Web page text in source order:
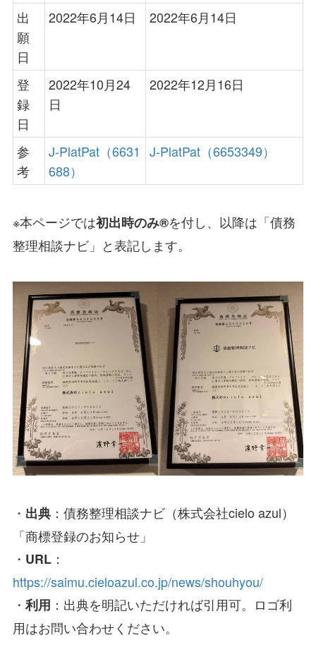
出
願
日
2022年6月14日 2022年6月14日
登
録
日
2022年10月24
日
2022年12月16日
参
考
J-PlatPat（6631
688）
J-PlatPat（6653349）
※本ページでは初出時のみ®を付し、以降は「債務
整理相談ナビ」と表記します。
・ 出典：債務整理相談ナビ（株式会社cielo azul）
「商標登録のお知らせ」
・ URL：
https://saimu.cieloazul.co.jp/news/shouhyou/
・ 利用 ：出典を明記いただければ引用可。ロゴ利
用はお問い合わせください。